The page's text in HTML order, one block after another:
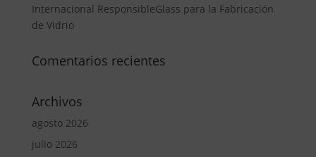
Internacional ResponsibleGlass para la Fabricación
de Vidrio
Comentarios recientes
Archivos
agosto 2026
julio 2026